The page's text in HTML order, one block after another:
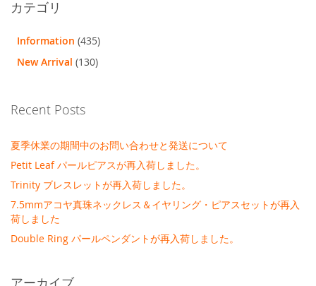
い
カテゴリ
Information (435)
New Arrival (130)
Recent Posts
夏季休業の期間中のお問い合わせと発送について
Petit Leaf パールピアスが再入荷しました。
Trinity ブレスレットが再入荷しました。
7.5mmアコヤ真珠ネックレス＆イヤリング・ピアスセットが再入
荷しました
Double Ring パールペンダントが再入荷しました。
アーカイブ